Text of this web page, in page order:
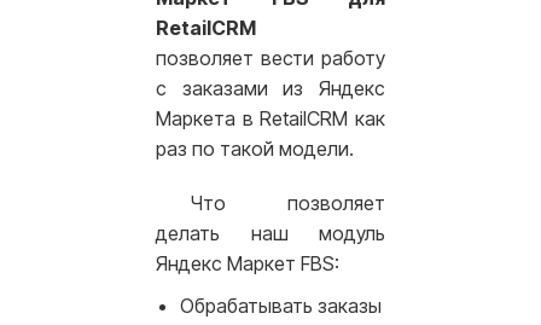
RetailCRM
позволяет вести работу
с заказами из Яндекс
Маркета в RetailCRM как
раз по такой модели.
Что позволяет
делать наш модуль
Яндекс Маркет FBS:
Обрабатывать заказы